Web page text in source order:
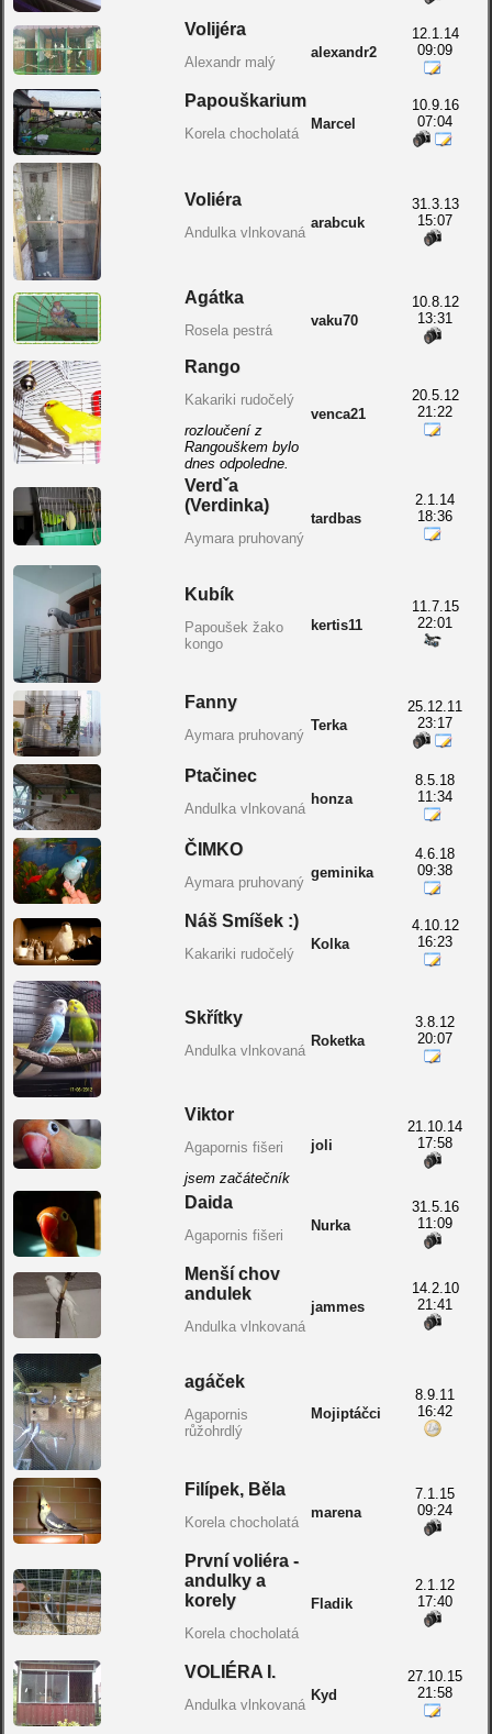
Volijéra
Alexandr malý
alexandr2
12.1.14
09:09
Papouškarium
Korela chocholatá
Marcel
10.9.16
07:04
Voliéra
Andulka vlnkovaná
arabcuk
31.3.13
15:07
Agátka
Rosela pestrá
vaku70
10.8.12
13:31
Rango
Kakariki rudočelý
rozloučení z
Rangouškem bylo
dnes odpoledne.
venca21
20.5.12
21:22
Verdˇa
(Verdinka)
Aymara pruhovaný
tardbas
2.1.14
18:36
Kubík
Papoušek žako
kongo
kertis11
11.7.15
22:01
Fanny
Aymara pruhovaný
Terka
25.12.11
23:17
Ptačinec
Andulka vlnkovaná
honza
8.5.18
11:34
ČIMKO
Aymara pruhovaný
geminika
4.6.18
09:38
Náš Smíšek :)
Kakariki rudočelý
Kolka
4.10.12
16:23
Skřítky
Andulka vlnkovaná
Roketka
3.8.12
20:07
Viktor
Agapornis fišeri
jsem začátečník
joli
21.10.14
17:58
Daida
Agapornis fišeri
Nurka
31.5.16
11:09
Menší chov
andulek
Andulka vlnkovaná
jammes
14.2.10
21:41
agáček
Agapornis
růžohrdlý
Mojiptáčci
8.9.11
16:42
Filípek, Běla
Korela chocholatá
marena
7.1.15
09:24
První voliéra -
andulky a
korely
Korela chocholatá
Fladik
2.1.12
17:40
VOLIÉRA I.
Andulka vlnkovaná
Kyd
27.10.15
21:58